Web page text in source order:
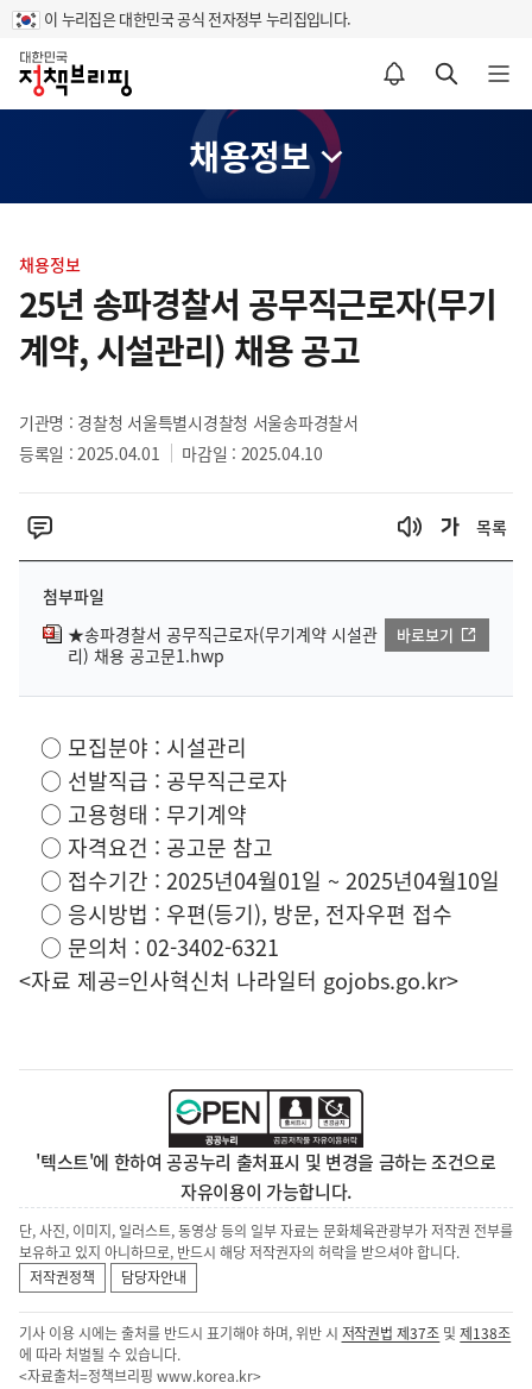
이 누리집은 대한민국 공식 전자정부 누리집입니다.
홈
알림설정 바로가기 검색 바로가기 메뉴 열기
채용정보
텐
츠
영
역
채용정보
25년 송파경찰서 공무직근로자(무기
계약, 시설관리) 채용 공고
기관명 : 경찰청 서울특별시경찰청 서울송파경찰서
등록일 : 2025.04.01
마감일 : 2025.04.10
목록
첨부파일
★송파경찰서 공무직근로자(무기계약 시설관
리) 채용 공고문1.hwp
바로보기
○ 모집분야 : 시설관리
○ 선발직급 : 공무직근로자
○ 고용형태 : 무기계약
○ 자격요건 : 공고문 참고
○ 접수기간 : 2025년04월01일 ~ 2025년04월10일
○ 응시방법 : 우편(등기), 방문, 전자우편 접수
○ 문의처 : 02-3402-6321
<자료 제공=인사혁신처 나라일터 gojobs.go.kr>
'텍스트'에 한하여 공공누리 출처표시 및 변경을 금하는 조건으로
자유이용이 가능합니다.
단, 사진, 이미지, 일러스트, 동영상 등의 일부 자료는 문화체육관광부가 저작권 전부를
보유하고 있지 아니하므로, 반드시 해당 저작권자의 허락을 받으셔야 합니다.
저작권정책
담당자안내
기사 이용 시에는 출처를 반드시 표기해야 하며, 위반 시 저작권법 제37조 및제138조
에 따라 처벌될 수 있습니다.
<자료출처=정책브리핑 www.korea.kr>